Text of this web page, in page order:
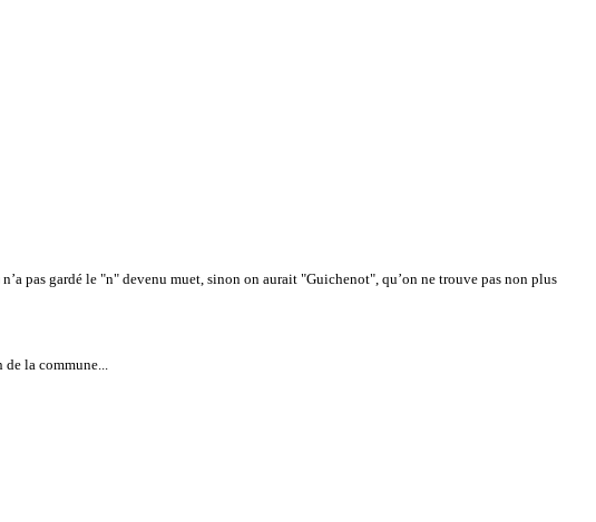
pas gardé le "n" devenu muet, sinon on aurait "Guichenot", qu’on ne trouve pas non plus
de la commune...